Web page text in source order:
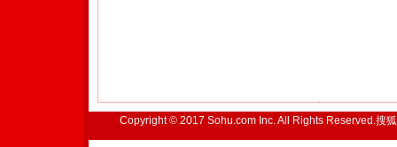
Copyright © 2017 Sohu.com Inc. All Rights Reserved.搜